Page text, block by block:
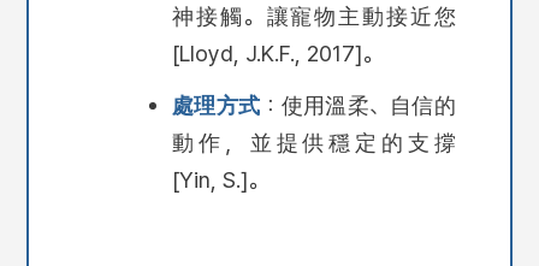
神接觸。讓寵物主動接近您
[Lloyd, J.K.F., 2017]。
處理方式 ：使用溫柔、自信的
動作，並提供穩定的支撐
[Yin, S.]。